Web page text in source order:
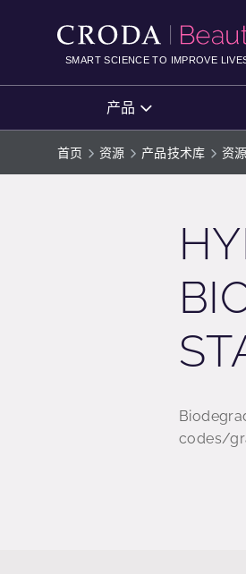
CONTENTSMART SCIENCE TO IMPROVE
产品
首页 资源 产品技术库 资
codes/